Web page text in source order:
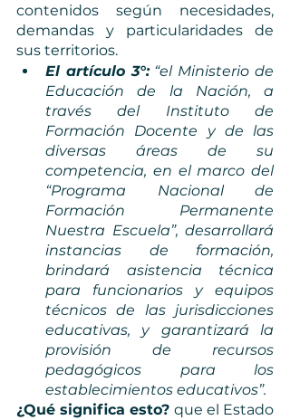
contenidos según necesidades,
demandas y particularidades de
sus territorios.
El artículo 3°: “el Ministerio de
Educación de la Nación, a
través del Instituto de
Formación Docente y de las
diversas áreas de su
competencia, en el marco del
“Programa Nacional de
Formación Permanente
Nuestra Escuela”, desarrollará
instancias de formación,
brindará asistencia técnica
para funcionarios y equipos
técnicos de las jurisdicciones
educativas, y garantizará la
provisión de recursos
pedagógicos para los
establecimientos educativos”.
¿Qué significa esto? que el Estado